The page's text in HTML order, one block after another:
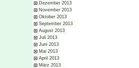
Dezember 2013
November 2013
Oktober 2013
September 2013
August 2013
Juli 2013
Juni 2013
Mai 2013
April 2013
März 2013